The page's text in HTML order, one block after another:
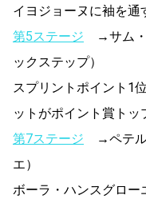
イヨジョーヌに袖を通
第5ステージ →サム・
ックステップ）
スプリントポイント1
ットがポイント賞トッ
第7ステージ →ペテル
エ）
ボーラ・ハンスグロー